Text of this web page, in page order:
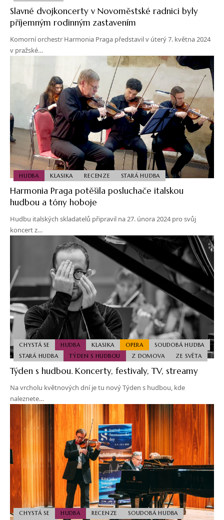
Slavné dvojkoncerty v Novoměstské radnici byly
příjemným rodinným zastavením
Komorní orchestr Harmonia Praga představil v úterý 7. května 2024
v pražské…
HUDBA KLASIKA RECENZE STARÁ HUDBA
Harmonia Praga potěšila posluchače italskou
hudbou a tóny hoboje
Hudbu italských skladatelů připravil na 27. února 2024 pro svůj
koncert z…
CHYSTÁ SE HUDBA KLASIKA OPERA
SOUDOBÁ HUDBA
STARÁ HUDBA
TÝDEN S HUDBOU Z DOMOVA ZE SVĚTA
Týden s hudbou. Koncerty, festivaly, TV, streamy
Na vrcholu květnových dní je tu nový Týden s hudbou, kde
naleznete…
CHYSTÁ SE HUDBA RECENZE
SOUDOBÁ HUDBA